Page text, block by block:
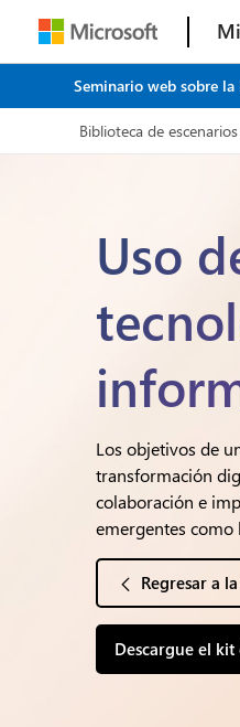
Seminario web sobre
Biblioteca de
Uso
Los objetivos de
transformación
colaboración e
emergentes como
Regresar a
Descargue el